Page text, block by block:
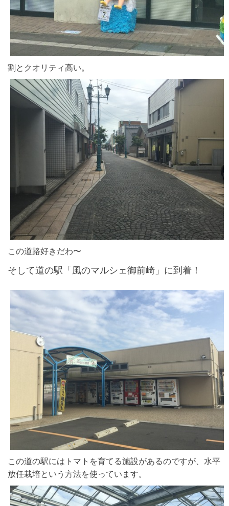
割とクオリティ高い。
この道路好きだわ〜
そして道の駅「風のマルシェ御前崎」に到着！
この道の駅にはトマトを育てる施設があるのですが、水平
放任栽培という方法を使っています。